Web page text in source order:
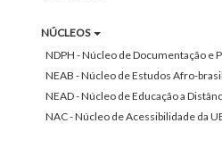
NÚCLEOS
NDPH - Núcleo de Documentação e
NEAB - Núcleo de Estudos Afro-
NEAD - Núcleo de Educação a
NAC - Núcleo de Acessibilidade da